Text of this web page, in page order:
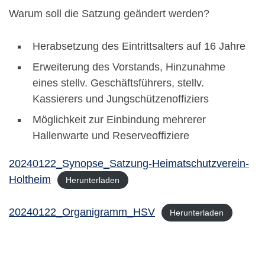
Warum soll die Satzung geändert werden?
Herabsetzung des Eintrittsalters auf 16 Jahre
Erweiterung des Vorstands, Hinzunahme
eines stellv. Geschäftsführers, stellv.
Kassierers und Jungschützenoffiziers
Möglichkeit zur Einbindung mehrerer
Hallenwarte und Reserveoffiziere
20240122_Synopse_Satzung-Heimatschutzverein-
Holtheim
Herunterladen
20240122_Organigramm_HSV Herunterladen